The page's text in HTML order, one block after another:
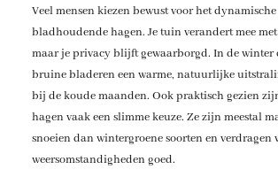
Veel mensen kiezen bewust voor het
bladhoudende hagen. Je tuin verandert mee met
maar je privacy blijft gewaarborgd. In de winter
bruine bladeren een warme, natuurlijke
bij de koude maanden. Ook praktisch gezien
hagen vaak een slimme keuze. Ze zijn meestal
snoeien dan wintergroene soorten en verdragen
weersomstandigheden goed.